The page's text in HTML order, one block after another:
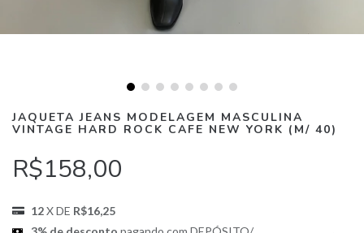
JAQUETA JEANS MODELAGEM MASCULINA
VINTAGE HARD ROCK CAFE NEW YORK (M/ 40)
R$158,00
12X DE R$16,25